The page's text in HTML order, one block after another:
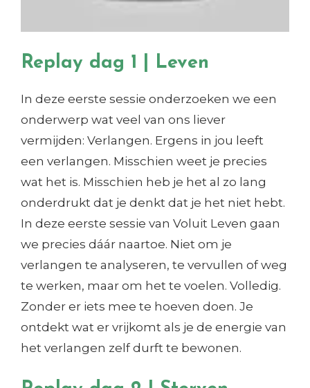
Replay dag 1 | Leven
In deze eerste sessie onderzoeken we een
onderwerp wat veel van ons liever
vermijden: Verlangen. Ergens in jou leeft
een verlangen. Misschien weet je precies
wat het is. Misschien heb je het al zo lang
onderdrukt dat je denkt dat je het niet hebt.
In deze eerste sessie van Voluit Leven gaan
we precies dáár naartoe. Niet om je
verlangen te analyseren, te vervullen of weg
te werken, maar om het te voelen. Volledig.
Zonder er iets mee te hoeven doen. Je
ontdekt wat er vrijkomt als je de energie van
het verlangen zelf durft te bewonen.